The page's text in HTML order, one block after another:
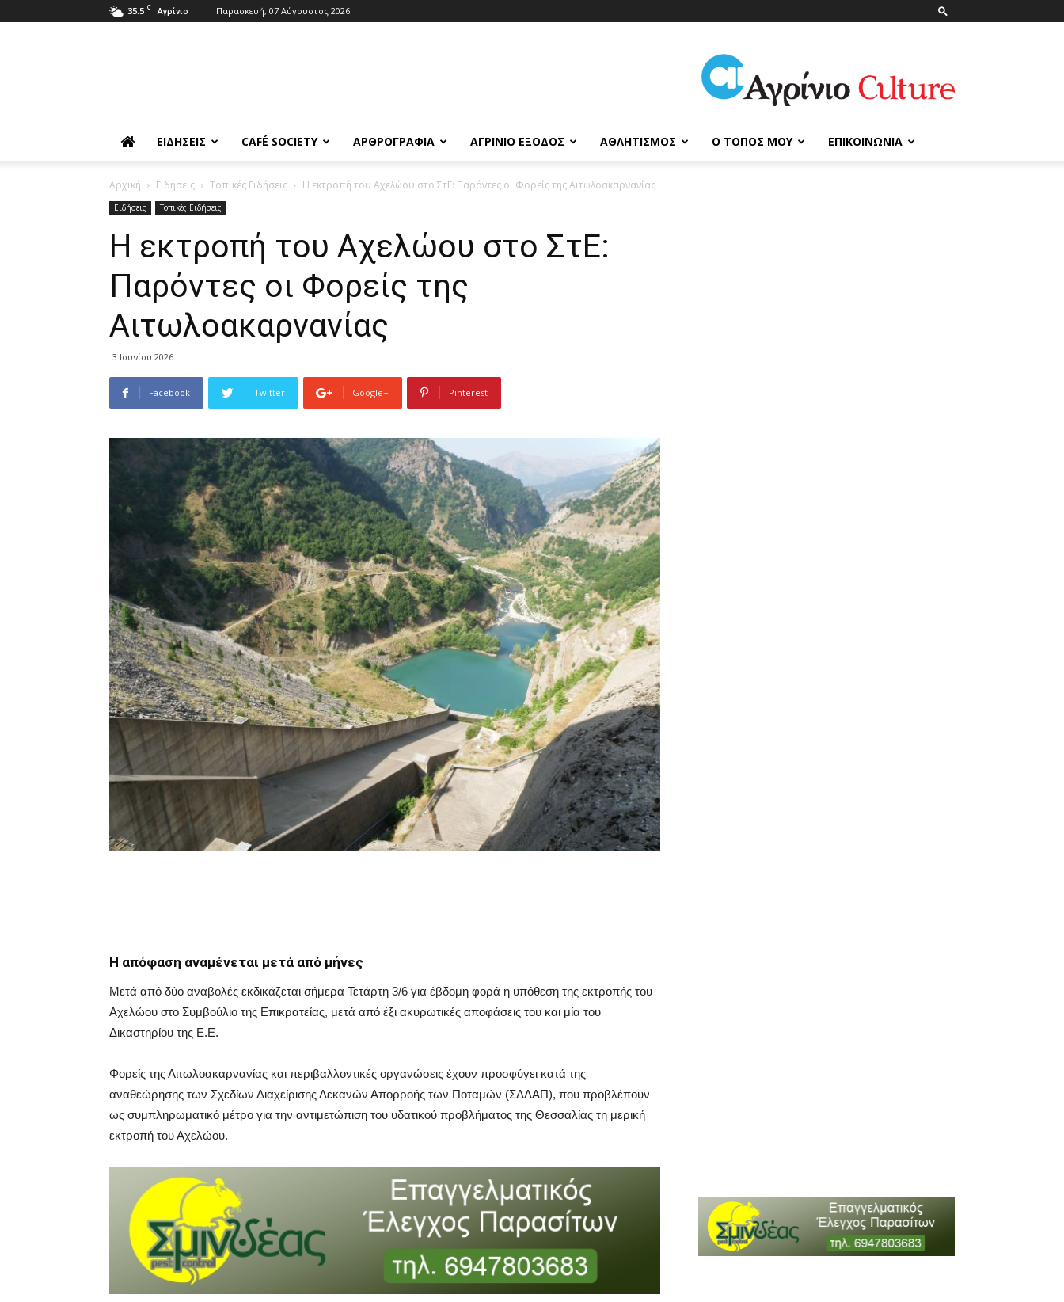
35.5 C Αγρίνιο Παρασκευή, 07 Αύγουστος 2026
ΑγρίνιοCulture
ΕΙΔΉΣΕΙΣ CAFÉ SOCIETY ΑΡΘΡΟΓΡΑΦΊΑ ΑΓΡΊΝΙΟ ΈΞΟΔΟΣ ΑΘΛΗΤΙΣΜΌΣ Ο ΤΌΠΟΣ ΜΟΥ ΕΠΙΚΟΙΝΩΝΊΑ
Αρχική Ειδήσεις Τοπικές Ειδήσεις Η εκτροπή του Αχελώου στο ΣτΕ: Παρόντες οι Φορείς της Αιτωλοακαρνανίας
Ειδήσεις Τοπικές Ειδήσεις
Η εκτροπή του Αχελώου στο ΣτΕ:
Παρόντες οι Φορείς της
Αιτωλοακαρνανίας
3 Ιουνίου 2026
Facebook Twitter Google+ Pinterest
Η απόφαση αναμένεται μετά από μήνες
Μετά από δύο αναβολές εκδικάζεται σήμερα Τετάρτη 3/6 για έβδομη φορά η υπόθεση της εκτροπής του
Αχελώου στο Συμβούλιο της Επικρατείας, μετά από έξι ακυρωτικές αποφάσεις του και μία του
Δικαστηρίου της Ε.Ε.
Φορείς της Αιτωλοακαρνανίας και περιβαλλοντικές οργανώσεις έχουν προσφύγει κατά της
αναθεώρησης των Σχεδίων Διαχείρισης Λεκανών Απορροής των Ποταμών (ΣΔΛΑΠ), που προβλέπουν
ως συμπληρωματικό μέτρο για την αντιμετώπιση του υδατικού προβλήματος της Θεσσαλίας τη μερική
εκτροπή του Αχελώου.